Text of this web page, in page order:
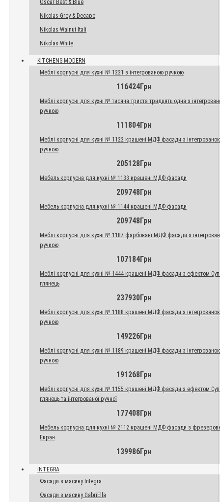
Oscar Best & Blue
Nikolas Grey & Decape
Nikolas Walnut Itali
Nikolas White
KITCHENS MODERN
Меблі корпусні для кухні № 1221 з інтегрованою ручкою
116424Грн
Меблі корпусні для кухні № тисяча триста тридцять одна з
ручкою
111804Грн
Меблі корпусні для кухні № 1122 крашені МДФ фасади з
ручною
205128Грн
Мебель корпусна для кухні № 1133 крашені МДФ фасади
209748Грн
Мебель корпусна для кухні № 1144 крашені МДФ фасади
209748Грн
Меблі корпусні для кухні № 1187 фарбовані МДФ фасади з
ручкою
107184Грн
Меблі корпусні для кухні № 1444 крашені МДФ фасади з ефектом
глянець
237930Грн
Меблі корпусні для кухні № 1188 крашені МДФ фасади з
ручною
149226Грн
Меблі корпусні для кухні № 1189 крашені МДФ фасади з
ручною
191268Грн
Меблі корпусні для кухні № 1155 крашені МДФ фасади з ефектом
глянець та інтегрованої ручної
177408Грн
Мебель корпусна для кухні № 2112 крашені МДФ фасади з
Екран
139986Грн
INTEGRA
Фасади з масиву Integra
Фасади з масиву GabriElla